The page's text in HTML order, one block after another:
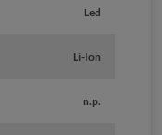
Led
Li-Ion
n.p.